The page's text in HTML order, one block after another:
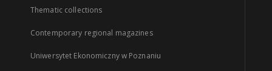
Thematic collections
Contemporary regional magazines
Uniwersytet Ekonomiczny w Poznaniu